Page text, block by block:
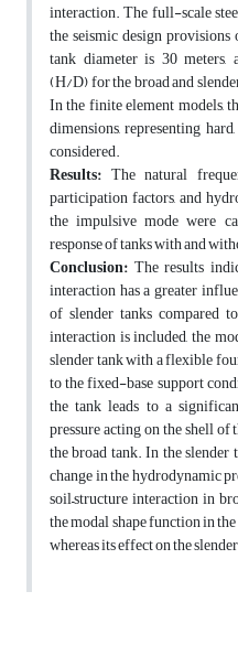
interaction. The full-scale
the seismic design
tank diameter is 30
(H/D) for the broad and
In the finite element models,
dimensions, representing
considered.
Results: The natural
participation factors, and
the impulsive mode were
response of tanks with and
Conclusion: The results
interaction has a greater
of slender tanks compared
interaction is included, the
slender tank with a flexible
to the fixed-base support
the tank leads to a
pressure acting on the shell
the broad tank. In the slender
change in the hydrodynamic
soil–structure interaction in
the modal shape function in
whereas its effect on the